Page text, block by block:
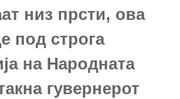
низ прсти, ова
под строга
на Народната
гувернерот